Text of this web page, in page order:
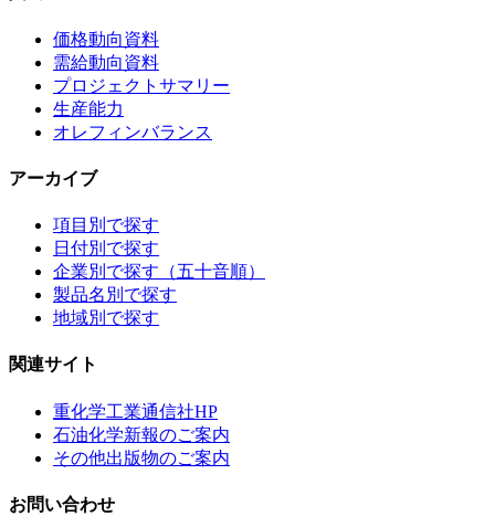
価格動向資料
需給動向資料
プロジェクトサマリー
生産能力
オレフィンバランス
アーカイブ
項目別で探す
日付別で探す
企業別で探す（五十音順）
製品名別で探す
地域別で探す
関連サイト
重化学工業通信社HP
石油化学新報のご案内
その他出版物のご案内
お問い合わせ